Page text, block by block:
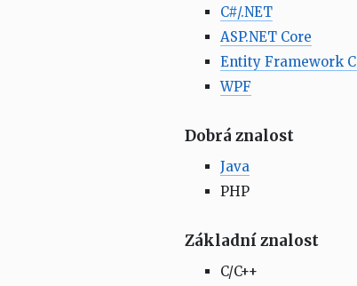
C#/.NET
ASP.NET Core
Entity Framework
WPF
Dobrá znalost
Java
PHP
Základní znalost
C/C++